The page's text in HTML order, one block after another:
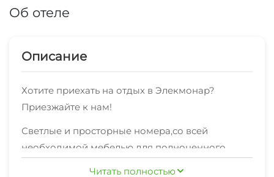
Об отеле
Описание
Хотите приехать на отдых в Элекмонар?
Приезжайте к нам!
Светлые и просторные номера,со всей
необходимой мебелью для полноценного
Читать полностью